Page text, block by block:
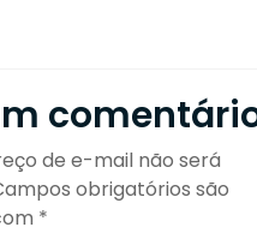
de e-mail não será
obrigatórios são
*